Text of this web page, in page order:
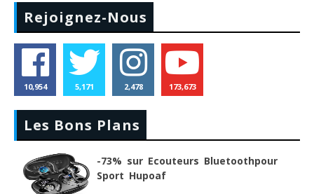
Rejoignez-Nous
10,954 5,171 2,478 173,673
Les Bons Plans
-73% sur Ecouteurs Bluetoothpour
Sport Hupoaf